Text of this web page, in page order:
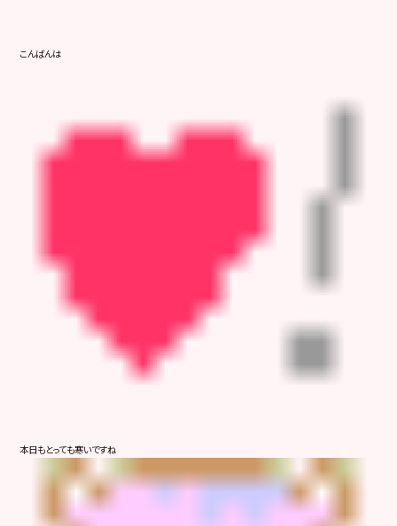
こんばんは
本日もとっても寒いですね